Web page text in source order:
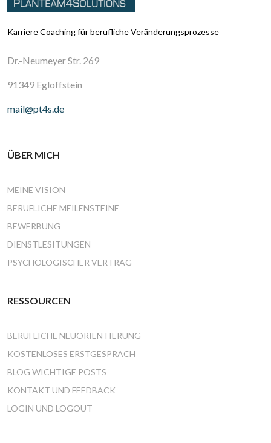
Karriere Coaching für berufliche Veränderungsprozesse
Dr.-Neumeyer Str. 269
91349 Egloffstein
mail@pt4s.de
ÜBER MICH
MEINE VISION
BERUFLICHE MEILENSTEINE
BEWERBUNG
DIENSTLESITUNGEN
PSYCHOLOGISCHER VERTRAG
RESSOURCEN
BERUFLICHE NEUORIENTIERUNG
KOSTENLOSES ERSTGESPRÄCH
BLOG WICHTIGE POSTS
KONTAKT UND FEEDBACK
LOGIN UND LOGOUT